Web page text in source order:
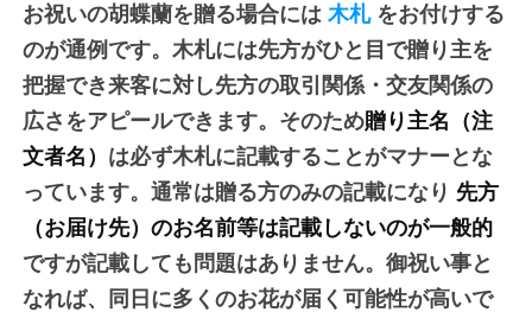
お祝いの胡蝶蘭を贈る場合には 木札 をお付けする
のが通例です。木札には先方がひと目で贈り主を
把握でき来客に対し先方の取引関係・交友関係の
広さをアピールできます。そのため贈り主名（注
文者名） は必ず木札に記載することがマナーとな
っています。通常は贈る方のみの記載になり 先方
（お届け先）のお名前等は記載しないのが一般的
ですが記載しても問題はありません。御祝い事と
なれば、同日に多くのお花が届く可能性が高いで